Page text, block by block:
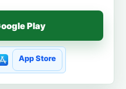
Play
App Store